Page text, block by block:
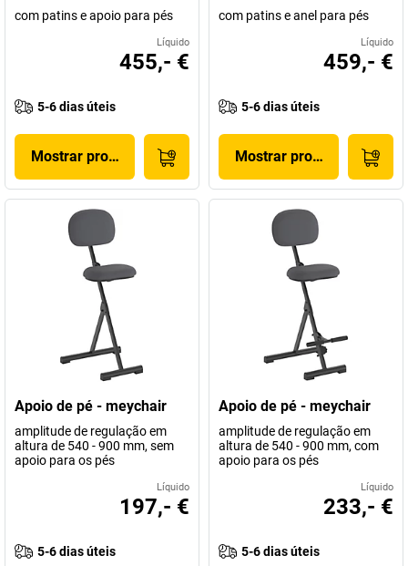
com patins e apoio para pés
Líquido
455,- €
5-6 dias úteis
Mostrar produto
com patins e anel para pés
Líquido
459,- €
5-6 dias úteis
Mostrar produto
Apoio de pé - meychair
amplitude de regulação em
altura de 540 - 900 mm, sem
apoio para os pés
Líquido
197,- €
5-6 dias úteis
Apoio de pé - meychair
amplitude de regulação em
altura de 540 - 900 mm, com
apoio para os pés
Líquido
233,- €
5-6 dias úteis